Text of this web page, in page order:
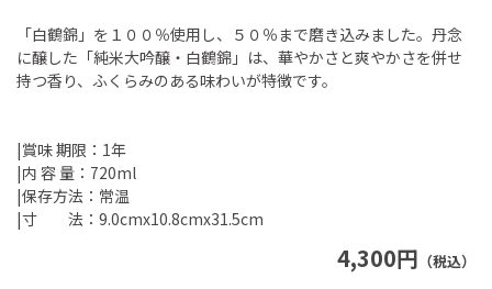
4,300円 （税込）
「白鶴錦」を１００％使用し、５０％まで磨き込みました。丹念
に醸した「純米大吟醸・白鶴錦」は、華やかさと爽やかさを併せ
持つ香り、ふくらみのある味わいが特徴です。
|賞味 期限：1年
|内 容 量：720ml
|保存方法：常温
|寸 法：9.0cmx10.8cmx31.5cm